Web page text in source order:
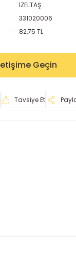
İZELTAŞ
331020006
82,75 TL
Geçin
Tavsiye Et